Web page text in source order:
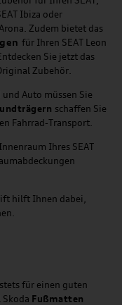
Ibiza oder
Zudem bietet das
für Ihren SEAT Leon
Sie jetzt das
Zubehör.
Auto müssen Sie
schaffen Sie
Fahrrad-Transport.
Ihres SEAT
hilft Ihnen dabei,
für einen guten
Fußmatten